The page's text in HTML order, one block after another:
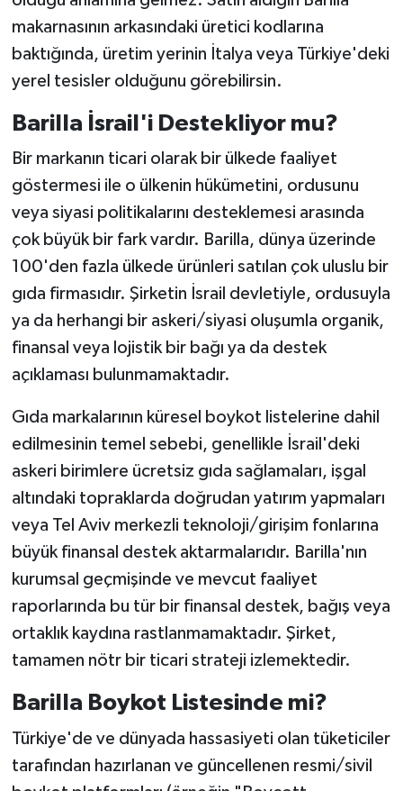
makarnasının arkasındaki üretici kodlarına
baktığında, üretim yerinin İtalya veya Türkiye'deki
yerel tesisler olduğunu görebilirsin.
Barilla İsrail'i Destekliyor mu?
Bir markanın ticari olarak bir ülkede faaliyet
göstermesi ile o ülkenin hükümetini, ordusunu
veya siyasi politikalarını desteklemesi arasında
çok büyük bir fark vardır. Barilla, dünya üzerinde
100'den fazla ülkede ürünleri satılan çok uluslu bir
gıda firmasıdır. Şirketin İsrail devletiyle, ordusuyla
ya da herhangi bir askeri/siyasi oluşumla organik,
finansal veya lojistik bir bağı ya da destek
açıklaması bulunmamaktadır.
Gıda markalarının küresel boykot listelerine dahil
edilmesinin temel sebebi, genellikle İsrail'deki
askeri birimlere ücretsiz gıda sağlamaları, işgal
altındaki topraklarda doğrudan yatırım yapmaları
veya Tel Aviv merkezli teknoloji/girişim fonlarına
büyük finansal destek aktarmalarıdır. Barilla'nın
kurumsal geçmişinde ve mevcut faaliyet
raporlarında bu tür bir finansal destek, bağış veya
ortaklık kaydına rastlanmamaktadır. Şirket,
tamamen nötr bir ticari strateji izlemektedir.
Barilla Boykot Listesinde mi?
Türkiye'de ve dünyada hassasiyeti olan tüketiciler
tarafından hazırlanan ve güncellenen resmi/sivil